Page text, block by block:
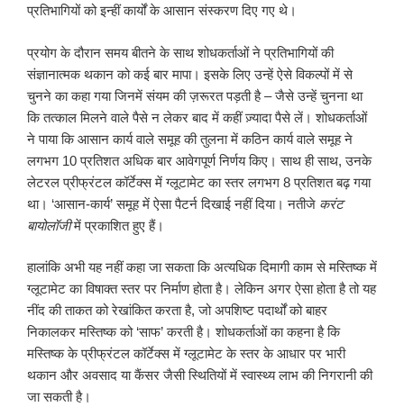
प्रतिभागियों को इन्हीं कार्यों के आसान संस्करण दिए गए थे।
प्रयोग के दौरान समय बीतने के साथ शोधकर्ताओं ने प्रतिभागियों की
संज्ञानात्मक थकान को कई बार मापा। इसके लिए उन्हें ऐसे विकल्पों में से
चुनने का कहा गया जिनमें संयम की ज़रूरत पड़ती है – जैसे उन्हें चुनना था
कि तत्काल मिलने वाले पैसे न लेकर बाद में कहीं ज़्यादा पैसे लें। शोधकर्ताओं
ने पाया कि आसान कार्य वाले समूह की तुलना में कठिन कार्य वाले समूह ने
लगभग 10 प्रतिशत अधिक बार आवेगपूर्ण निर्णय किए। साथ ही साथ, उनके
लेटरल प्रीफ्रंटल कॉर्टेक्स में ग्लूटामेट का स्तर लगभग 8 प्रतिशत बढ़ गया
था। ‘आसान-कार्य’ समूह में ऐसा पैटर्न दिखाई नहीं दिया। नतीजे करंट
बायोलॉजीमें प्रकाशित हुए हैं।
हालांकि अभी यह नहीं कहा जा सकता कि अत्यधिक दिमागी काम से मस्तिष्क में
ग्लूटामेट का विषाक्त स्तर पर निर्माण होता है। लेकिन अगर ऐसा होता है तो यह
नींद की ताकत को रेखांकित करता है, जो अपशिष्ट पदार्थों को बाहर
निकालकर मस्तिष्क को ‘साफ’ करती है। शोधकर्ताओं का कहना है कि
मस्तिष्क के प्रीफ्रंटल कॉर्टेक्स में ग्लूटामेट के स्तर के आधार पर भारी
थकान और अवसाद या कैंसर जैसी स्थितियों में स्वास्थ्य लाभ की निगरानी की
जा सकती है।